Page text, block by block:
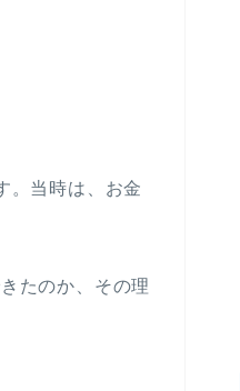
。当時は、お金
たのか、その理